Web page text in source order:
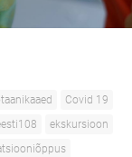
Covid 19
ekskursioon